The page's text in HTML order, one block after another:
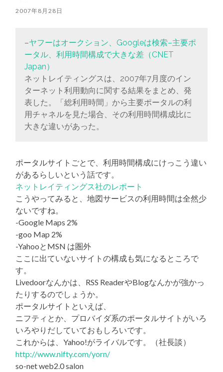
2007年8月28日
–ヤフーはオークション、Googleは検索–主要ポ
ータル、利用時間構成で大きな差（CNET
Japan）
ネットレイティングスは、2007年7月度のイン
ターネット利用動向に関する結果をまとめ、発
表した。「総利用時間」から主要ポータルの利
用チャネルを見た場合、その利用時間構成比に
大きな違いがあった。
ポータルサイトごとで、利用時間構成にけっこう違い
があるらしいという話です。
ネットレイティングス社のレポート
こうやってみると、地図サービスの利用時間は全然少
ないですね。
-Google Maps 2%
-goo Map 2%
-YahooとMSN は圏外
ここに出ていないサイトの構成も気になるところで
す。
Livedoorなんかは、RSS ReaderやBlogなんかが強かっ
たりするのでしょうか。
ポータルサイトといえば、
ニフティとか、プロバイダ系のポータルサイトがいろ
いろやりだしていておもしろいです。
これからは、Yahoo!がライバルです。（社長談）
http://www.nifty.com/yorn/
so-net web2.0 salon